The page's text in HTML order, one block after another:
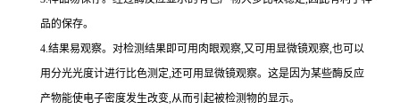
品的保存。
4.结果易观察。对检测结果即可用肉眼观察,又可用显微镜观察,也可以
用分光光度计进行比色测定,还可用显微镜观察。这是因为某些酶反应
产物能使电子密度发生改变,从而引起被检测物的显示。